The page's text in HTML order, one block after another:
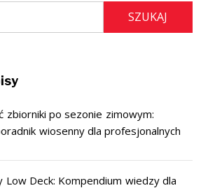
zbiorniki po sezonie zimowym:
wiosenny dla profesjonalnych
Low Deck: Kompendium wiedzy dla